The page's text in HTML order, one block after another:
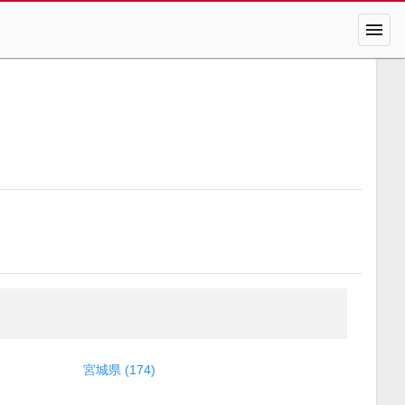
menu
宮城県 (174)